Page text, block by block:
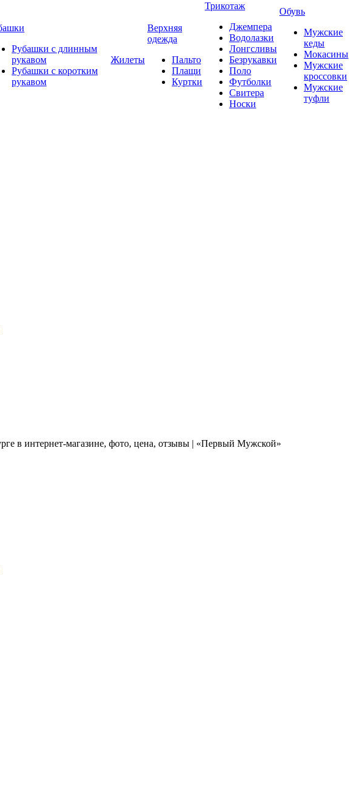
Рубашки с длинным
рукавом
Рубашки с коротким
рукавом
Жилеты
Верхняя
одежда
Пальто
Плащи
Куртки
Трикотаж
Джемпера
Водолазки
Лонгсливы
Безрукавки
Поло
Футболки
Свитера
Носки
Обувь
Мужские
кеды
Мокасины
Мужские
кроссовки
Мужские
туфли
в интернет-магазине, фото, цена, отзывы | «Первый Мужской»